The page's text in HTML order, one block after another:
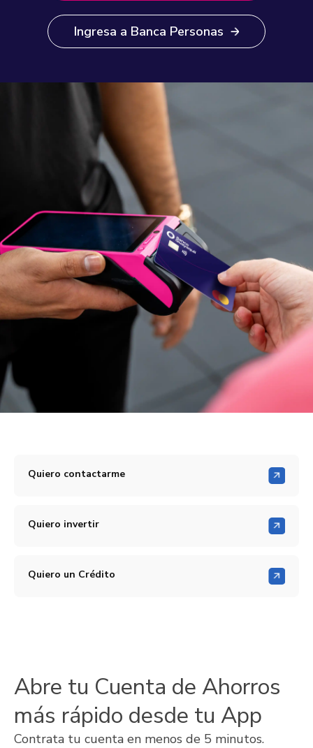
Ingresa a Banca Personas
Quiero contactarme
Quiero invertir
Quiero un Crédito
Abre tu Cuenta de Ahorros
más rápido desde tu App
Contrata tu cuenta en menos de 5 minutos.